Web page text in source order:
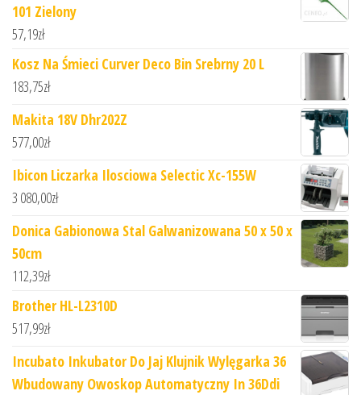
101 Zielony
57,19zł
Kosz Na Śmieci Curver Deco Bin Srebrny 20 L
183,75zł
Makita 18V Dhr202Z
577,00zł
Ibicon Liczarka Ilosciowa Selectic Xc-155W
3 080,00zł
Donica Gabionowa Stal Galwanizowana 50 x 50 x
50cm
112,39zł
Brother HL-L2310D
517,99zł
Incubato Inkubator Do Jaj Klujnik Wylęgarka 36
Wbudowany Owoskop Automatyczny In 36Ddi